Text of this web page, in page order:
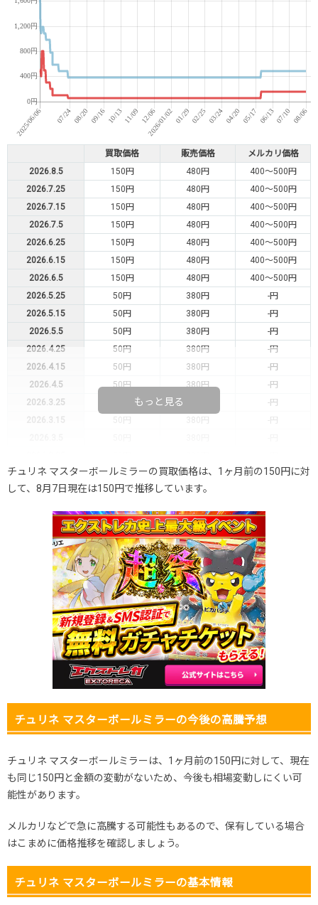
買取価格 販売価格
メルカリ価格
2026.8.5
150円 480円
400～500円
2026.7.25
150円 480円
400～500円
2026.7.15
150円 480円
400～500円
2026.7.5
150円 480円
400～500円
2026.6.25
150円 480円
400～500円
2026.6.15
150円 480円
400～500円
2026.6.5
150円 480円
400～500円
2026.5.25
50円 380円
-円
2026.5.15
50円 380円
-円
2026.5.5
50円 380円
-円
2026.4.25
50円 380円
-円
2026.4.15
50円 380円
-円
2026.4.5
50円 380円
-円
2026.3.25
-円
2026.3.15
50円 380円
-円
2026.2.15
50円 380円
-円
2026.2.5
50円 380円
2026.1.15
50円 380円
2026.1.5
50円 380円
2025.12.25
50円 380円
2025.12.15
50円 380円
2025.12.5
50円 380円
2025.11.25
50円 380円
2025.11.15
50円 380円
2025.11.5
50円 380円
50円 380円
500円 2,480円 2,300～2,600円
もっと見る
チュリネ マスターボールミラーの買取価格は、1ヶ月前の150円に対
して、8月7日現在は150円で推移しています。
チュリネ マスターボールミラーの今後の高騰予想
チュリネ マスターボールミラーは、1ヶ月前の150円に対して、現在
も同じ150円と金額の変動がないため、今後も相場変動しにくい可
能性があります。
メルカリなどで急に高騰する可能性もあるので、保有している場合
はこまめに価格推移を確認しましょう。
チュリネ マスターボールミラーの基本情報